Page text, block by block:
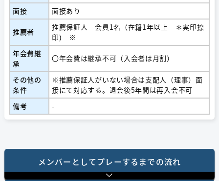
面接
面接あり
推薦者
推薦保証人 会員1名（在籍1年以上 ＊実印捺
印) ※
年会費継
承
〇年会費は継承不可（入会者は月割）
その他の
条件
※推薦保証人がいない場合は支配人（理事）面
接にて対応する。退会後5年間は再入会不可
備考
-
メンバーとしてプレーするまでの流れ